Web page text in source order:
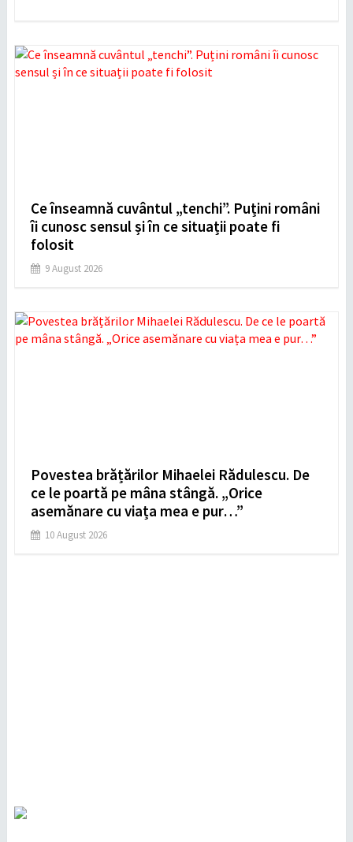
Ce înseamnă cuvântul „tenchi”. Puțini români
îi cunosc sensul și în ce situații poate fi
folosit
9 August 2026
Povestea brățărilor Mihaelei Rădulescu. De
ce le poartă pe mâna stângă. „Orice
asemănare cu viața mea e pur…”
10 August 2026